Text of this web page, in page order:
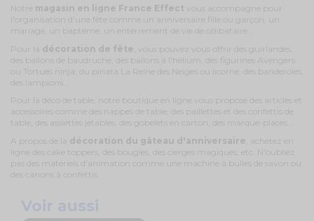
Notre magasin en ligne France Effect vous accompagne pour
l'organisation d'une fête comme un anniversaire fille ou garçon, un
mariage, un baptême, un enterrement de vie de célibataire...
Pour la décoration de fête , vous pouvez vous offrir des guirlandes,
des ballons de baudruche, des ballons à l'hélium, des figurines Avengers
ou Tortues ninja, du pinata La Reine des Neiges ou licorne, des banderoles,
des lampions...
Pour la déco de table, notre boutique en ligne vous propose des articles et
accessoires comme des nappes de table, des paillettes et des confettis de
table, des assiettes jetables, des gobelets en carton, des marque-places...
A propos de la décoration du gâteau d'anniversaire , achetez en
ligne des cake toppers, des bougies, des cierges magiques, etc. N'oubliez
pas des matériels d'animation comme une machine à bulles de savon ou
des canons à confettis.
Voir aussi